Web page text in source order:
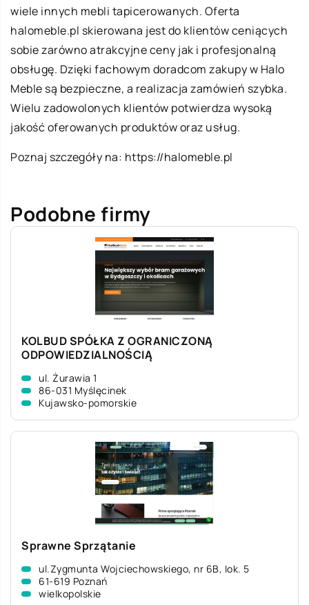
wiele innych mebli tapicerowanych. Oferta
halomeble.pl skierowana jest do klientów ceniących
sobie zarówno atrakcyjne ceny jak i profesjonalną
obsługę. Dzięki fachowym doradcom zakupy w Halo
Meble są bezpieczne, a realizacja zamówień szybka.
Wielu zadowolonych klientów potwierdza wysoką
jakość oferowanych produktów oraz usług.
Poznaj szczegóły na: https://halomeble.pl
Podobne firmy
KOLBUD SPÓŁKA Z OGRANICZONĄ
ODPOWIEDZIALNOŚCIĄ
ul. Żurawia 1
86-031 Myślęcinek
Kujawsko-pomorskie
Sprawne Sprzątanie
ul.Zygmunta Wojciechowskiego, nr 6B, lok. 5
61-619 Poznań
wielkopolskie